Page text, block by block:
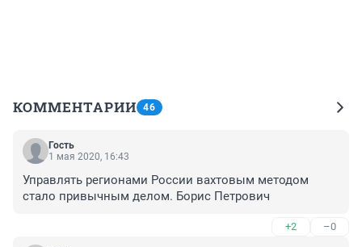
КОММЕНТАРИИ 46
Гость
1 мая 2020, 16:43
Управлять регионами России вахтовым методом
стало привычным делом. Борис Петрович
+2 –0